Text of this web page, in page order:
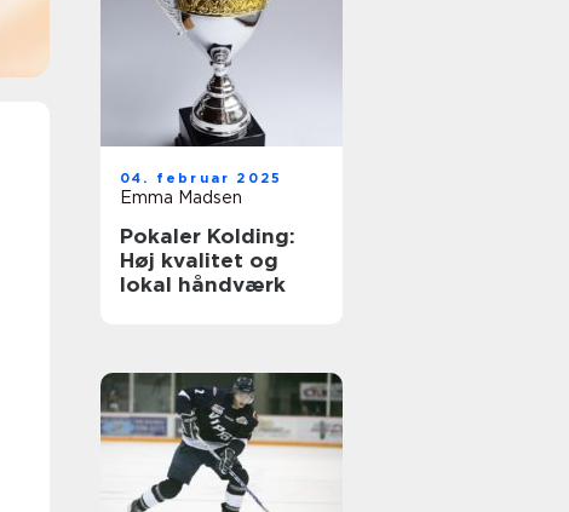
04. februar 2025
Emma Madsen
Pokaler Kolding:
Høj kvalitet og
lokal håndværk